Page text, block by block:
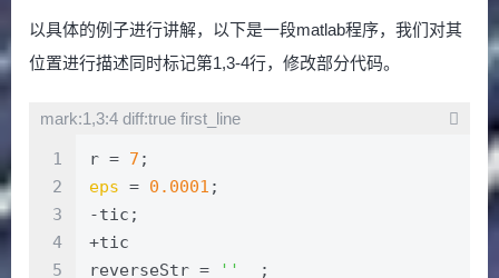
以具体的例子进行讲解，以下是一段matlab程序，我们对其
位置进行描述同时标记第1,3-4行，修改部分代码。
mark:1,3:4 diff:true first_line
1
2
3
4
5
r = 7 ;
eps = 0.0001 ;
-tic;
+tic
reverseStr =
''
  ;